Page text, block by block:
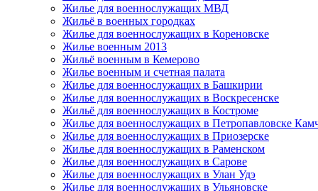
Жилье для военнослужащих МВД
Жильё в военных городках
Жилье для военнослужащих в Кореновске
Жилье военным 2013
Жильё военным в Кемерово
Жилье военным и счетная палата
Жилье для военнослужащих в Башкирии
Жилье для военнослужащих в Воскресенске
Жильё для военнослужащих в Костроме
Жилье для военнослужащих в Петропавловске
Жилье для военнослужащих в Приозерске
Жилье для военнослужащих в Раменском
Жилье для военнослужащих в Сарове
Жилье для военнослужащих в Улан Удэ
Жилье для военнослужащих в Ульяновске